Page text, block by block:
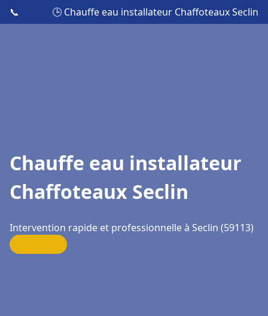
📞 🕒 Chauffe eau installateur Chaffoteaux Seclin
Chauffe eau installateur
Chaffoteaux Seclin
Intervention rapide et professionnelle à Seclin (59113)